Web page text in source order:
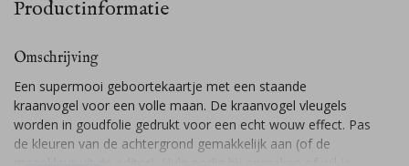
Productinformatie
Omschrijving
Een supermooi geboortekaartje met een staande
kraanvogel voor een volle maan. De kraanvogel vleugels
worden in goudfolie gedrukt voor een echt wouw effect. Pas
de kleuren van de achtergrond gemakkelijk aan (of de